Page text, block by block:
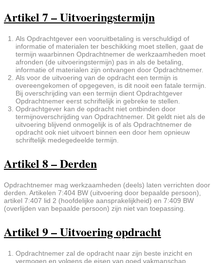
Artikel 7 – Uitvoeringstermijn
Als Opdrachtgever een vooruitbetaling is verschuldigd of
informatie of materialen ter beschikking moet stellen, gaat de
termijn waarbinnen Opdrachtnemer de werkzaamheden moet
afronden (de uitvoeringstermijn) pas in als de betaling,
informatie of materialen zijn ontvangen door Opdrachtnemer.
Als voor de uitvoering van de opdracht een termijn is
overeengekomen of opgegeven, is dit nooit een fatale termijn.
Bij overschrijding van een termijn dient Opdrachtgever
Opdrachtnemer eerst schriftelijk in gebreke te stellen.
Opdrachtgever kan de opdracht niet ontbinden door
termijnoverschrijding van Opdrachtnemer. Dit geldt niet als de
uitvoering blijvend onmogelijk is of als Opdrachtnemer de
opdracht ook niet uitvoert binnen een door hem opnieuw
schriftelijk medegedeelde termijn.
Artikel 8 – Derden
Opdrachtnemer mag werkzaamheden (deels) laten verrichten door
derden. Artikelen 7:404 BW (uitvoering door bepaalde persoon),
artikel 7:407 lid 2 (hoofdelijke aansprakelijkheid) en 7:409 BW
(overlijden van bepaalde persoon) zijn niet van toepassing.
Artikel 9 – Uitvoering opdracht
Opdrachtnemer zal de opdracht naar zijn beste inzicht en
vermogen en volgens de eisen van goed vakmanschap